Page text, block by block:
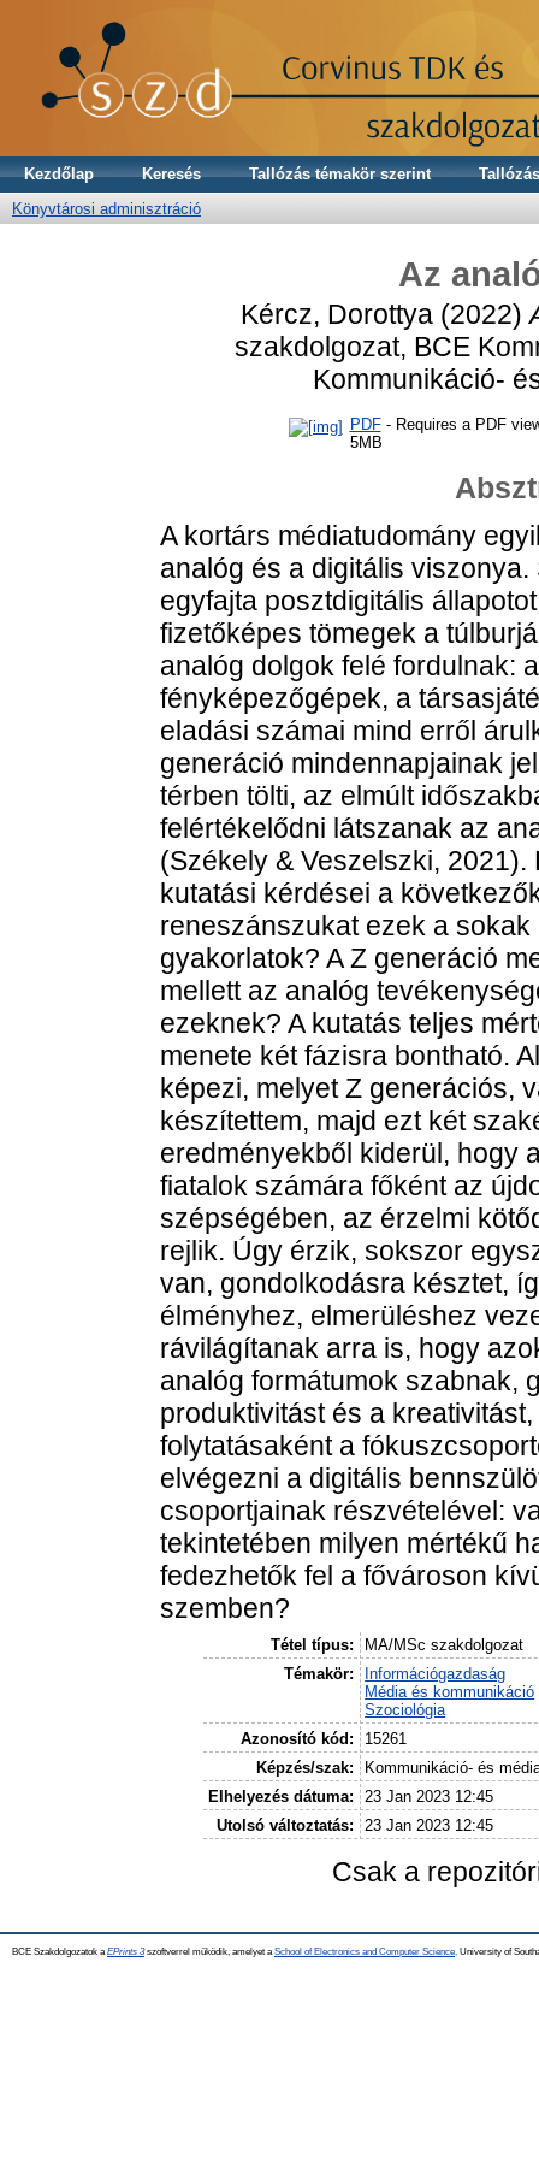
Kezdőlap Keresés Tallózás témakör szerint
Könyvtárosi adminisztráció
Az
Kércz, Dorottya(2022)
szakdolgozat, BCE
Kommunikáció-
PDF- Requires a PDF
5MB
A kortárs médiatudomány
analóg és a digitális
egyfajta posztdigitális
fizetőképes tömegek a
analóg dolgok felé fordulnak:
fényképezőgépek, a
eladási számai mind erről
generáció mindennapjainak
térben tölti, az elmúlt
felértékelődni látszanak az
(Székely & Veszelszki,
kutatási kérdései a
reneszánszukat ezek a
gyakorlatok? A Z generáció
mellett az analóg
ezeknek? A kutatás teljes
menete két fázisra bontható.
képezi, melyet Z generációs,
készítettem, majd ezt két
eredményekből kiderül, hogy
fiatalok számára főként az
szépségében, az érzelmi
rejlik. Úgy érzik, sokszor
van, gondolkodásra késztet,
élményhez, elmerüléshez
rávilágítanak arra is, hogy
analóg formátumok szabnak,
produktivitást és a
folytatásaként a
elvégezni a digitális
csoportjainak részvételével:
tekintetében milyen mértékű
fedezhetők fel a fővároson
szemben?
Tétel típus:
MA/MSc szakdolgozat
Témakör:
Információgazdaság
Média és kommunikáció
Szociológia
Azonosító kód:
15261
Képzés/szak:
Kommunikáció- és
Elhelyezés dátuma:
23 Jan 2023 12:45
Utolsó változtatás:
23 Jan 2023 12:45
Csak a
BCE Szakdolgozatok a EPrints 3szoftverrel működik, amelyet a School of Electronics and Computer Science, University of